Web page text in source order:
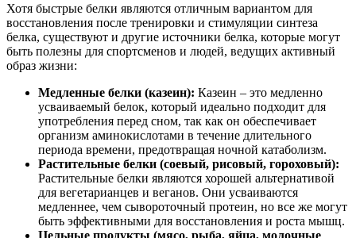
Хотя быстрые белки являются отличным вариантом для
восстановления после тренировки и стимуляции синтеза
белка, существуют и другие источники белка, которые могут
быть полезны для спортсменов и людей, ведущих активный
образ жизни:
Медленные белки (казеин): Казеин – это медленно
усваиваемый белок, который идеально подходит для
употребления перед сном, так как он обеспечивает
организм аминокислотами в течение длительного
периода времени, предотвращая ночной катаболизм.
Растительные белки (соевый, рисовый, гороховый):
Растительные белки являются хорошей альтернативой
для вегетарианцев и веганов. Они усваиваются
медленнее, чем сывороточный протеин, но все же могут
быть эффективными для восстановления и роста мышц.
Цельные продукты (мясо, рыба, яйца, молочные